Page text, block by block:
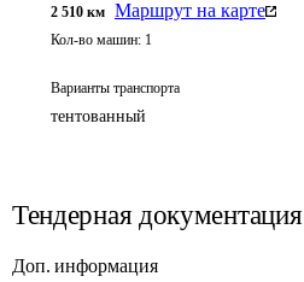
2 510 км Маршрут на карте
Кол-во машин: 1
Варианты транспорта
тентованный
Тендерная документация
Доп. информация